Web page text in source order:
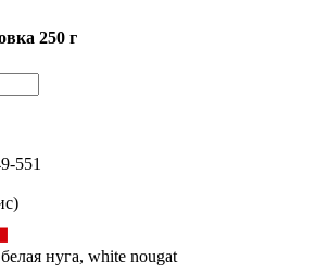
250 г
551
нуга, white nougat